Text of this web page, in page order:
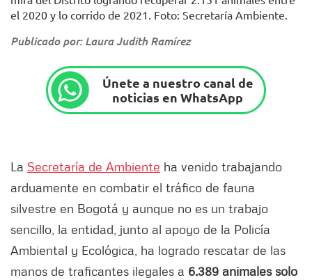
el 2020 y lo corrido de 2021. Foto: Secretaría Ambiente.
Publicado por: Laura Judith Ramírez
Únete a nuestro canal de
noticias en WhatsApp
La Secretaría de Ambiente ha venido trabajando
arduamente en combatir el tráfico de fauna
silvestre en Bogotá y aunque no es un trabajo
sencillo, la entidad, junto al apoyo de la Policía
Ambiental y Ecológica, ha logrado rescatar de las
manos de traficantes ilegales a 6.389 animales solo